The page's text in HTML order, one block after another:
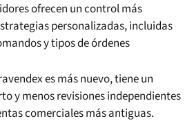
ofrecen un control más
personalizadas, incluidas
y tipos de órdenes
es más nuevo, tiene un
y menos revisiones independientes
comerciales más antiguas.